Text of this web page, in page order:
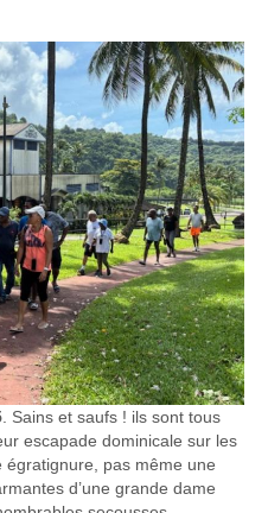
. Sains et saufs ! ils sont tous
escapade dominicale sur les
pas même une
d’une grande dame